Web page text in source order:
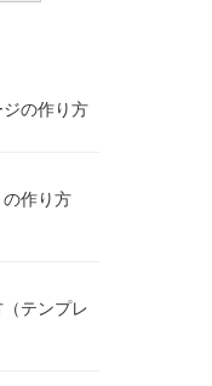
の作り方
の作り方
テンプレ